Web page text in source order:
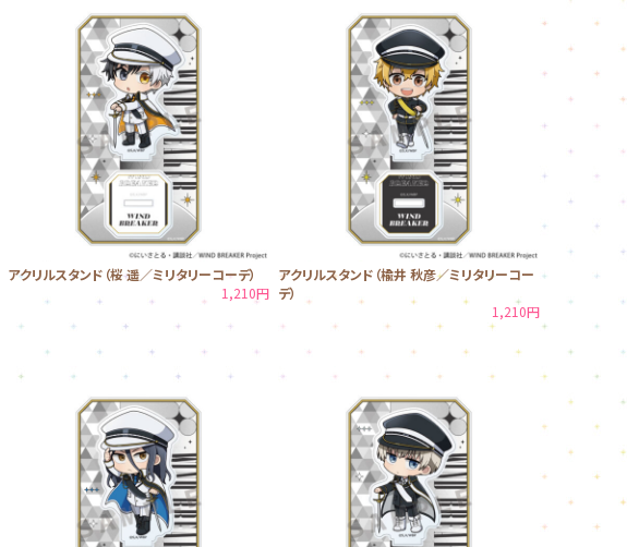
アクリルスタンド（桜 遥／ミリタリーコーデ）
1,210円
アクリルスタンド（楡井 秋彦／ミリタリーコー
デ）
1,210円